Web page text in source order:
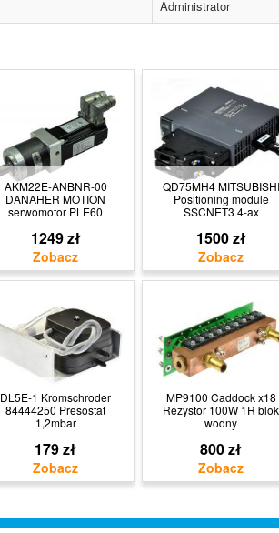
Administrator
AKM22E-ANBNR-00
DANAHER MOTION
serwomotor PLE60
1249 zł
QD75MH4 MITSUBISHI
Positioning module
SSCNET3 4-ax
1500 zł
DL5E-1 Kromschroder
84444250 Presostat
1,2mbar
179 zł
MP9100 Caddock x18
Rezystor 100W 1R blok
wodny
800 zł